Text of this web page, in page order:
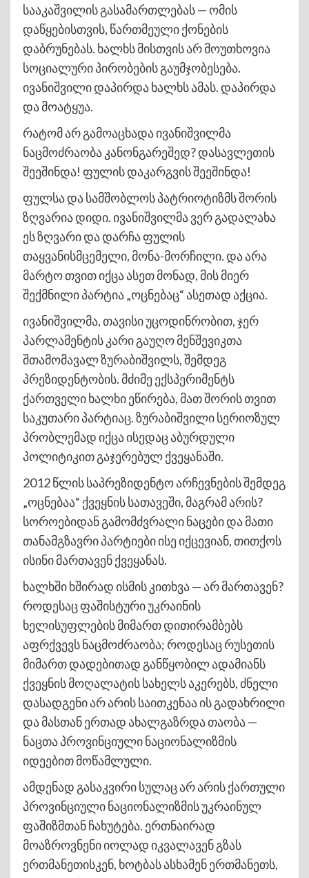
სააკაშვილის გასამართლებას — ომის
დაწყებისთვის, წართმეული ქონების
დაბრუნებას. ხალხს მისთვის არ მოუთხოვია
სოციალური პირობების გაუმჯობესება.
ივანიშვილი დაპირდა ხალხს ამას. დაპირდა
და მოატყუა.
რატომ არ გამოაცხადა ივანიშვილმა
ნაცმოძრაობა კანონგარეშედ? დასავლეთის
შეეშინდა! ფულის დაკარგვის შეეშინდა!
ფულსა და სამშობლოს პატრიოტიზმს შორის
ზღვარია დიდი. ივანიშვილმა ვერ გადალახა
ეს ზღვარი და დარჩა ფულის
თაყვანისმცემელი, მონა-მორჩილი. და არა
მარტო თვით იქცა ასეთ მონად, მის მიერ
შექმნილი პარტია „ოცნებაც“ ასეთად აქცია.
ივანიშვილმა, თავისი უცოდინრობით, ჯერ
პარლამენტის კარი გაუღო მენშევიკთა
შთამომავალ ზურაბიშვილს, შემდეგ
პრეზიდენტობის. მძიმე ექსპერიმენტს
ქართველი ხალხი ეწირება, მათ შორის თვით
საკუთარი პარტიაც. ზურაბიშვილი სერიოზულ
პრობლემად იქცა ისედაც აბურდული
პოლიტიკით გაჯერებულ ქვეყანაში.
2012 წლის საპრეზიდენტო არჩევნების შემდეგ
„ოცნებაა“ ქვეყნის სათავეში, მაგრამ არის?
სოროებიდან გამომძვრალი ნაცები და მათი
თანამგზავრი პარტიები ისე იქცევიან, თითქოს
ისინი მართავენ ქვეყანას.
ხალხში ხშირად ისმის კითხვა — არ მართავენ?
როდესაც ფაშისტური უკრაინის
ხელისუფლების მიმართ დითირამბებს
აფრქვევს ნაცმოძრაობა; როდესაც რუსეთის
მიმართ დადებითად განწყობილ ადამიანს
ქვეყნის მოღალატის სახელს აკერებს, ძნელი
დასადგენი არ არის საითკენაა ის გადახრილი
და მასთან ერთად ახალგაზრდა თაობა —
ნაცთა პროვინციული ნაციონალიზმის
იდეებით მოწამლული.
ამდენად გასაკვირი სულაც არ არის ქართული
პროვინციული ნაციონალიზმის უკრაინულ
ფაშიზმთან ჩახუტება. ერთნაირად
მოაზროვნენი იოლად იკვალავენ გზას
ერთმანეთისკენ, ხოტბას ასხამენ ერთმანეთს,